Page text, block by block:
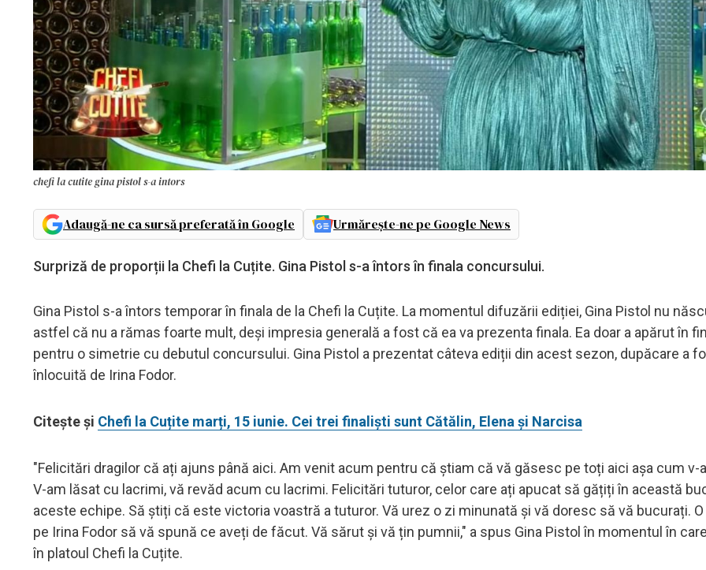
chefi la cutite gina pistol s-a intors
Adaugă-ne ca sursă preferată în Google Urmărește-ne pe Google News
Surpriză de proporții la Chefi la Cuțite. Gina Pistol s-a întors în finala concursului.
Gina Pistol s-a întors temporar în finala de la Chefi la Cuțite. La momentul difuzării ediției, Gina Pistol nu
astfel că nu a rămas foarte mult, deși impresia generală a fost că ea va prezenta finala. Ea doar a apărut în
pentru o simetrie cu debutul concursului. Gina Pistol a prezentat câteva ediții din acest sezon, dupăcare a
înlocuită de Irina Fodor.
Citește și Chefi la Cuțite marți, 15 iunie. Cei trei finaliști sunt Cătălin, Elena și Narcisa
"Felicitări dragilor că ați ajuns până aici. Am venit acum pentru că știam că vă găsesc pe toți aici așa cum v-
V-am lăsat cu lacrimi, vă revăd acum cu lacrimi. Felicitări tuturor, celor care ați apucat să gățiți în această
aceste echipe. Să știți că este victoria voastră a tuturor. Vă urez o zi minunată și vă doresc să vă bucurați.
pe Irina Fodor să vă spună ce aveți de făcut. Vă sărut și vă țin pumnii," a spus Gina Pistol în momentul în
în platoul Chefi la Cuțite.